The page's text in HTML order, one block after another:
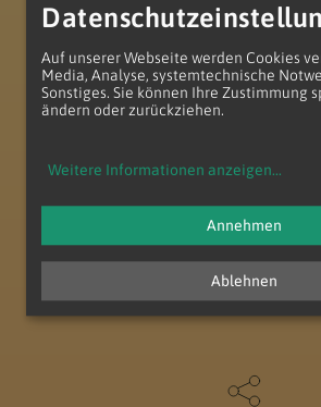
Pfarre Christus am
Salvatorianerpl. 1
1100 Wien
T+43 (1) 604 10 49
Auf unserer Webseite werden Cookies
Media, Analyse, systemtechnische
Sonstiges. Sie können Ihre Zustimmung
ändern oder zurückziehen.
Weitere Informationen anzeigen...
Ablehnen
Annehmen